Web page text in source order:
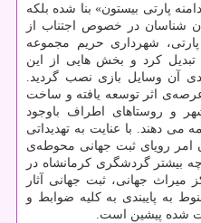
پارتی بیستون» بنا شده بلكه
باستان شناسان در خصوص اجتناب از
پارتی، شهرداری حریم مجموعه
تبدیل كرد و بخش هایی از این
آن وسایل بازی نصب گردید.
اثر توسعه یافته و ساخت
و روستاهای اطراف باوجود
می دهند. با عنایت به تهدیداتی
امر رویای ثبت جهانی محوطه‌ی
بیشتر گردشگری كرمانشاه در
میراث جهانی، ثبت جهانی آثار
به پایبندی به كلیه ضوابط و
شده پیشین است.